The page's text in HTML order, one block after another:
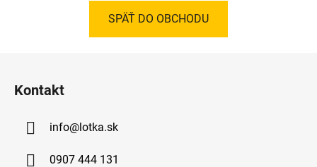
SPÄŤ DO OBCHODU
Kontakt
info@lotka.sk
0907 444 131